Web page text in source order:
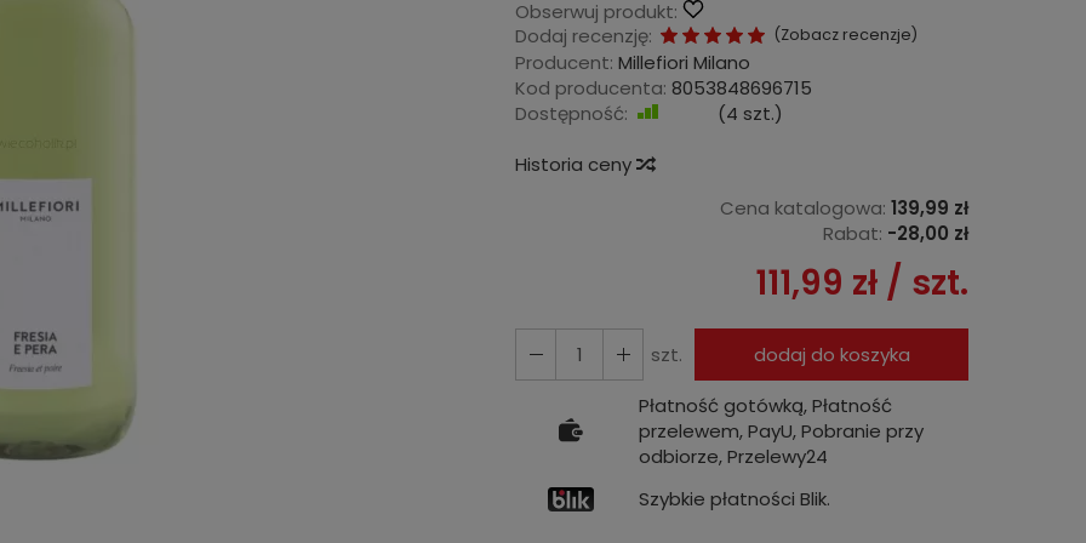
Obserwuj produkt:
Dodaj recenzję:
(Zobacz recenzje)
Producent: Millefiori Milano
Kod producenta: 8053848696715
Dostępność:
(4 szt.)
Historia ceny
Cena katalogowa: 139,99 zł
Rabat: -28,00 zł
111,99 zł / szt.
szt.
dodaj do koszyka
Płatność gotówką, Płatność
przelewem, PayU, Pobranie przy
odbiorze, Przelewy24
Szybkie płatności Blik.